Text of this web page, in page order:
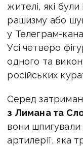
жителі, які
рашизму або
у Телеграм-
Усі четверо
одного та
російських
Серед
з Лимана та
вони шпигували
артилерії, яка